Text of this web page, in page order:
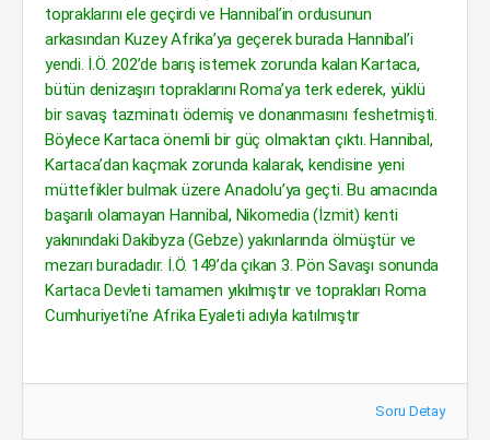
topraklarını ele geçirdi ve Hannibal’in ordusunun
arkasından Kuzey Afrika’ya geçerek burada Hannibal’i
yendi. İ.Ö. 202’de barış istemek zorunda kalan Kartaca,
bütün denizaşırı topraklarını Roma’ya terk ederek, yüklü
bir savaş tazminatı ödemiş ve donanmasını feshetmişti.
Böylece Kartaca önemli bir güç olmaktan çıktı. Hannibal,
Kartaca’dan kaçmak zorunda kalarak, kendisine yeni
müttefikler bulmak üzere Anadolu’ya geçti. Bu amacında
başarılı olamayan Hannibal, Nikomedia (İzmit) kenti
yakınındaki Dakibyza (Gebze) yakınlarında ölmüştür ve
mezarı buradadır. İ.Ö. 149’da çıkan 3. Pön Savaşı sonunda
Kartaca Devleti tamamen yıkılmıştır ve toprakları Roma
Cumhuriyeti’ne Afrika Eyaleti adıyla katılmıştır
Soru Detay